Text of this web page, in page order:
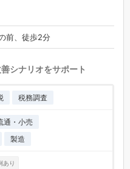
前、徒歩2分
シナリオをサポート
税務調査
通・小売
製造
あり